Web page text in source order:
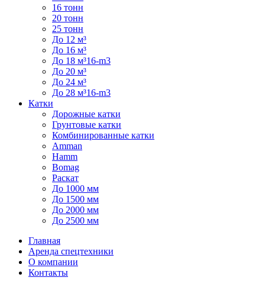
16 тонн
20 тонн
25 тонн
До 12 м³
До 16 м³
До 18 м³16-m3
До 20 м³
До 24 м³
До 28 м³16-m3
Катки
Дорожные катки
Грунтовые катки
Комбинированные катки
Amman
Hamm
Bomag
Раскат
До 1000 мм
До 1500 мм
До 2000 мм
До 2500 мм
Главная
Аренда спецтехники
О компании
Контакты